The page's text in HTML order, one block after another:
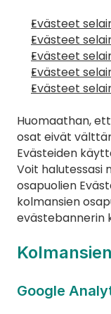
Evästeet
Evästeet
Evästeet
Evästeet
Evästeet
Huomaathan,
osat eivät
Evästeiden
Voit halutessasi
osapuolien
kolmansien
evästebannerin
Google